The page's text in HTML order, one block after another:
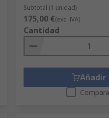
Subtotal (1 unidad)
175,00 €(exc. IVA)
Cantidad
Añadir